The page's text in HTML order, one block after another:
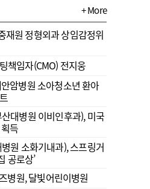
+ More
재원 정형외과 상임감정위
책임자(CMO) 전지웅
암병원 소아청소년 환아
대병원 이비인후과), 미국
득
원 소화기내과), 스프링거
공로상’
병원, 달빛어린이병원